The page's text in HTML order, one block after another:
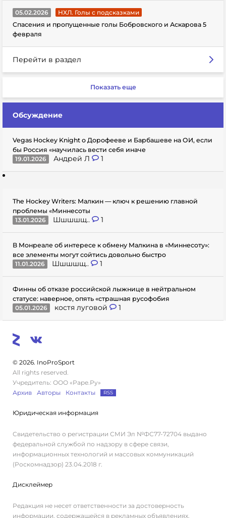
05.02.2026
НХЛ. Голы с подсказками
Спасения и пропущенные голы Бобровского и Аскарова 5
февраля
Перейти в раздел
Показать еще
Обсуждение
Vegas Hockey Knight о Дорофееве и Барбашеве на ОИ, если
бы Россия «научилась вести себя иначе
19.01.2026
Андрей Л 1
The Hockey Writers: Малкин — ключ к решению главной
проблемы «Миннесоты
13.01.2026
Шшшшщ.. 1
В Монреале об интересе к обмену Малкина в «Миннесоту»:
все элементы могут сойтись довольно быстро
11.01.2026
Шшшшщ.. 1
Финны об отказе российской лыжнице в нейтральном
статусе: наверное, опять «страшная русофобия
05.01.2026
костя луговой 1
© 2026. InoProSport
All rights reserved.
Учредитель: ООО «Раре.Ру»
Архив
Авторы Контакты RSS
Юридическая информация
Свидетельство о регистрации СМИ Эл №ФС77-72704 выдано
федеральной службой по надзору в сфере связи,
информационных технологий и массовых коммуникаций
(Роскомнадзор) 23.04.2018 г.
Дисклеймер
Редакция не несет ответственности за достоверность
информации, содержащейся в рекламных объявлениях.